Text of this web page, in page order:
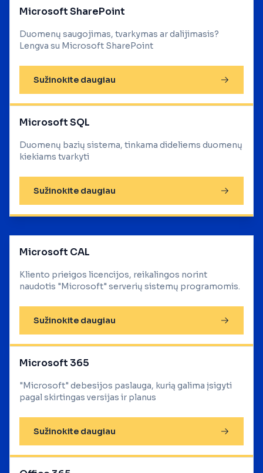
Microsoft SharePoint
Duomenų saugojimas, tvarkymas ar dalijimasis?
Lengva su Microsoft SharePoint
Sužinokite daugiau
Microsoft SQL
Duomenų bazių sistema, tinkama dideliems duomenų
kiekiams tvarkyti
Sužinokite daugiau
Microsoft CAL
Kliento prieigos licencijos, reikalingos norint
naudotis "Microsoft" serverių sistemų programomis.
Sužinokite daugiau
Microsoft 365
"Microsoft" debesijos paslauga, kurią galima įsigyti
pagal skirtingas versijas ir planus
Sužinokite daugiau